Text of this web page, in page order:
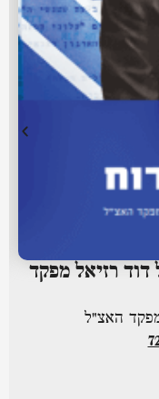
דוד רזיאל מפקד
מפקד האצ"ל